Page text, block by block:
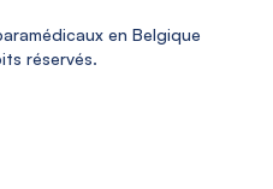
en Belgique
réservés.